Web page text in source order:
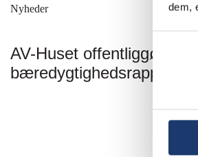
dem,
Nyheder
AV-Huset offentliggør
bæredygtighedsrapport